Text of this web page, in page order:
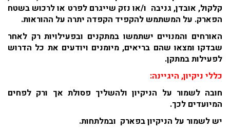
קלקול, אובדן, גניבה ו/או נזק שייגרם לפרט או לרכוש בשטח
הפארק. על המשתמש להקפיד הקפדה יתרה על ההוראות.
האורחים והמנויים ישתמשו במתקנים ובפעילויות רק לאחר
שבדקו ומצאו שהם בריאים, מיומנים ויודעים את כל הדרוש
לפעילות במתקן.
כללי ניקיון, היגיינה:
חובה לשמור על הניקיון ולהשליך פסולת אך ורק לפחים
המיועדים לכך.
יש לשמור על הניקיון בפארק ובמלתחות.